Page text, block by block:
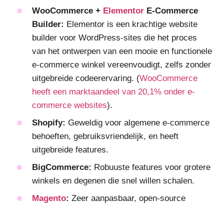
WooCommerce + Elementor E-Commerce
Builder: Elementor is een krachtige website
builder voor WordPress-sites die het proces
van het ontwerpen van een mooie en functionele
e-commerce winkel vereenvoudigt, zelfs zonder
uitgebreide codeerervaring. (WooCommerce
heeft een marktaandeel van 20,1% onder e-
commerce websites).
Shopify: Geweldig voor algemene e-commerce
behoeften, gebruiksvriendelijk, en heeft
uitgebreide features.
BigCommerce: Robuuste features voor grotere
winkels en degenen die snel willen schalen.
Magento: Zeer aanpasbaar, open-source